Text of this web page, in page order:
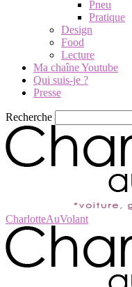
Pneu
Pratique
Design
Food
Lecture
Ma chaîne Youtube
Qui suis-je ?
Presse
Recherche
CharlotteAuVolant